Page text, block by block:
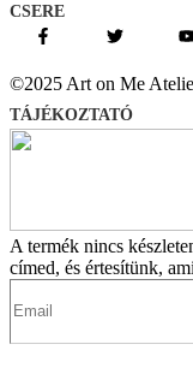
CSERE
©2025 Art on Me
TÁJÉKOZTATÓ
A termék nincs
címed, és értesítünk,